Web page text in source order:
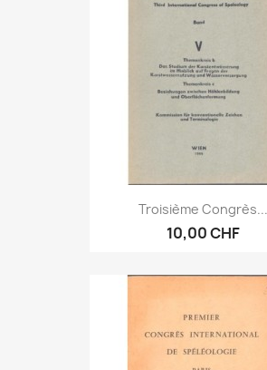
Troisième Congrès...
10,00 CHF